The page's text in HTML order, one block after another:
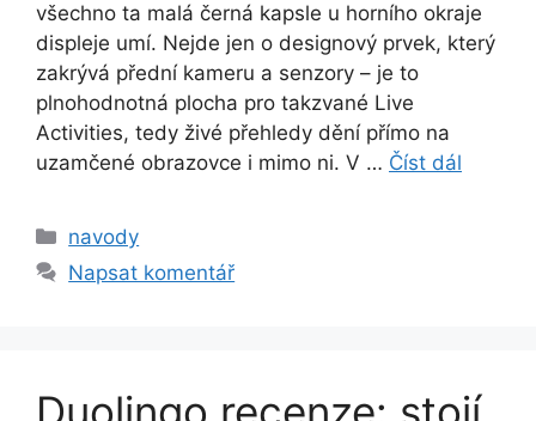
všechno ta malá černá kapsle u horního okraje
displeje umí. Nejde jen o designový prvek, který
zakrývá přední kameru a senzory – je to
plnohodnotná plocha pro takzvané Live
Activities, tedy živé přehledy dění přímo na
uzamčené obrazovce i mimo ni. V … Číst dál
Rubriky
navody
Napsat komentář